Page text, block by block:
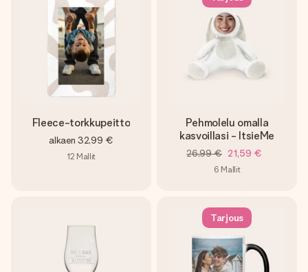
Fleece-torkkupeitto
alkaen 32,99 €
12 Mallit
Pehmolelu omalla
kasvoillasi - ItsieMe
26,99 € 21,59 €
6 Mallit
Tarjous